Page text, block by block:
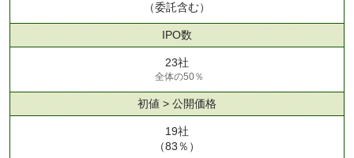
（委託含む）
IPO数
23社
全体の50％
初値 > 公開価格
19社
（83％）